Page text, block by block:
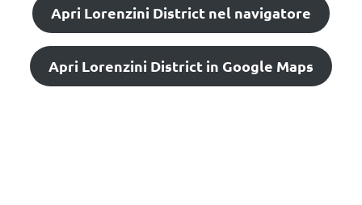
Apri Lorenzini District nel navigatore
Apri Lorenzini District in Google Maps